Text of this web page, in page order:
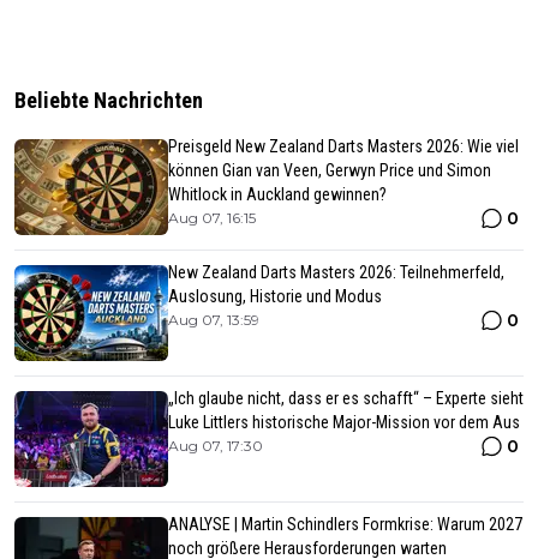
Beliebte Nachrichten
Preisgeld New Zealand Darts Masters 2026: Wie viel
können Gian van Veen, Gerwyn Price und Simon
Whitlock in Auckland gewinnen?
Aug 07, 16:15 0
New Zealand Darts Masters 2026: Teilnehmerfeld,
Auslosung, Historie und Modus
Aug 07, 13:59 0
„Ich glaube nicht, dass er es schafft“ – Experte sieht
Luke Littlers historische Major-Mission vor dem Aus
Aug 07, 17:30 0
ANALYSE | Martin Schindlers Formkrise: Warum 2027
noch größere Herausforderungen warten